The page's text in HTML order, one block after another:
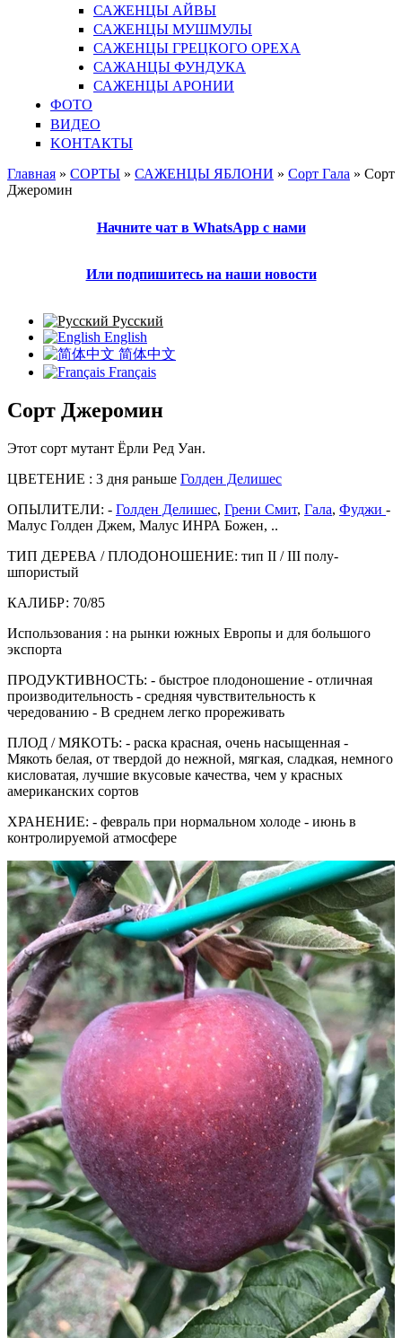
САЖЕНЦЫ АЙВЫ
САЖЕНЦЫ МУШМУЛЫ
САЖЕНЦЫ ГРЕЦКОГО ОРЕХА
САЖАНЦЫ ФУНДУКА
САЖЕНЦЫ АРОНИИ
ФОТО
ВИДЕО
KОНТАКТЫ
Вы здесь
Главная » СОРТЫ » САЖЕНЦЫ ЯБЛОНИ » Сорт Гала » Сорт
Джеромин
Начните чат в WhatsApp с нами
Или подпишитесь на наши новости
Русский
English
简体中文
Français
Сорт Джеромин
Этот сорт мутант Ёрли Ред Уан.
ЦВЕТЕНИЕ : 3 дня раньше Голден Делишес
ОПЫЛИТЕЛИ: - Голден Делишес, Грени Смит, Гала, Фуджи -
Малус Голден Джем, Малус ИНРА Божен, ..
ТИП ДЕРЕВА / ПЛОДОНОШЕНИЕ: тип II / III полу-
шпористый
КАЛИБР: 70/85
Использования : на рынки южных Европы и для большого
экспорта
ПРОДУКТИВНОСТЬ: - быстрое плодоношение - отличная
производительность - средняя чувствительность к
чередованию - В среднем легко прореживать
ПЛОД / МЯКОТЬ: - раска красная, очень насыщенная -
Мякоть белая, от твердой до нежной, мягкая, сладкая, немного
кисловатая, лучшие вкусовые качества, чем у красных
американских сортов
ХРАНЕНИЕ: - февраль при нормальном холоде - июнь в
контролируемой атмосфере